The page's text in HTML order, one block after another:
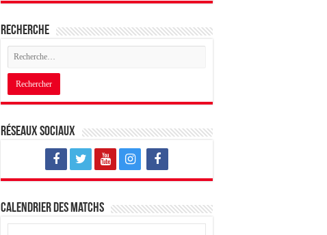
Recherche
Réseaux sociaux
Calendrier des matchs